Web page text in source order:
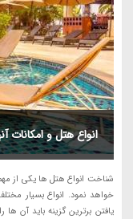
انواع هتل و امکانات
شناخت انواع هتل ها یکی از
خواهد نمود. انواع بسیار
یافتن برترین گزینه باید آن